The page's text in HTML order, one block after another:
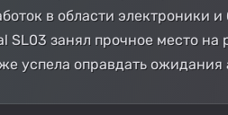
в области электроники
SL03 занял прочное место
успела оправдать